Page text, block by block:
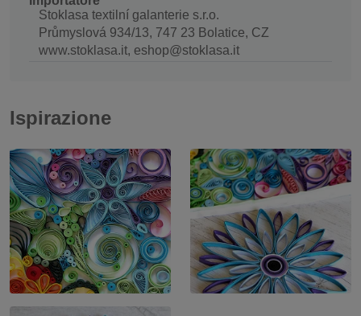
Stoklasa textilní galanterie s.r.o.
Průmyslová 934/13, 747 23 Bolatice, CZ
www.stoklasa.it, eshop@stoklasa.it
Ispirazione